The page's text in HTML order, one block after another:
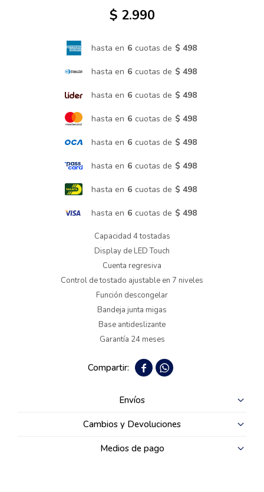
$ 2.990
hasta en 6 cuotas de $ 498
hasta en 6 cuotas de $ 498
hasta en 6 cuotas de $ 498
hasta en 6 cuotas de $ 498
hasta en 6 cuotas de $ 498
hasta en 6 cuotas de $ 498
hasta en 6 cuotas de $ 498
hasta en 6 cuotas de $ 498
Capacidad 4 tostadas
Display de LED Touch
Cuenta regresiva
Control de tostado ajustable en 7 niveles
Función descongelar
Bandeja junta migas
Base antideslizante
Garantía 24 meses
 
Envíos
Cambios y Devoluciones
Medios de pago
Cuidado personal
Termotanques
Bicicletas y más